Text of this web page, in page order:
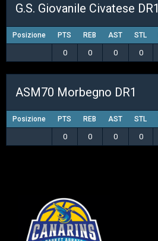
G.S. Giovanile Civatese DR1
Posizione PTS REB AST STL
0 0 0 0
ASM70 Morbegno DR1
Posizione PTS REB AST STL
0 0 0 0